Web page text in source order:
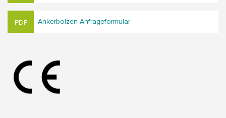
Ankerbolzen Anfrageformular